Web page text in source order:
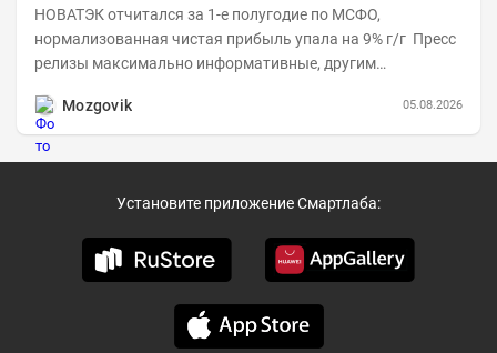
НОВАТЭК отчитался за 1-е полугодие по МСФО,
нормализованная чистая прибыль упала на 9% г/г Пресс
релизы максимально информативные, другим
Mozgovik
05.08.2026
Установите приложение Смартлаба: